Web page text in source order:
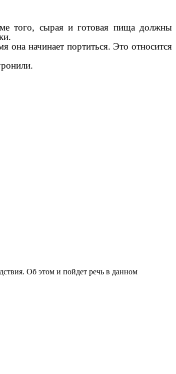
того, сырая и готовая пища должны
она начинает портиться. Это относится
Об этом и пойдет речь в данном